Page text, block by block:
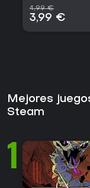
4,99 €
3,99 €
Mejores
Steam
1